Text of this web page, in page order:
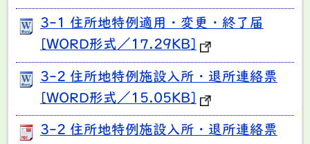
3-1 住所地特例適用・変更・終了届
[WORD形式／17.29KB]
3-2 住所地特例施設入所・退所連絡票
[WORD形式／15.05KB]
3-2 住所地特例施設入所・退所連絡票